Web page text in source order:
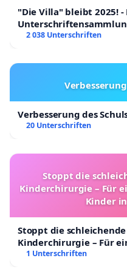
"Die Villa" bleibt 2025! -
2 038 Unterschriften
Verbesserung des
20 Unterschriften
Stoppt die
Kinderchirurgie – Für
Kinder
Stoppt die
Kinderchirurgie – Für
Kinder in Deutschland
1 Unterschriften